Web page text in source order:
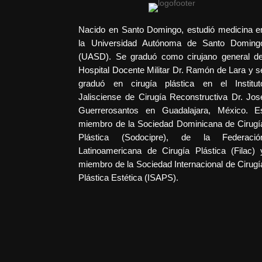
Nacido en Santo Domingo, estudió medicina
la Universidad Autónoma de Santo
(UASD). Se graduó como cirujano general
Hospital Docente Militar Dr. Ramón de Lara y
graduó en cirugía plástica en el
Jalisciense de Cirugía Reconstructiva Dr.
Guerrerosantos en Guadalajara, México.
miembro de la Sociedad Dominicana de
Plástica (Sodocipre), de la
Latinoamericana de Cirugía Plástica (Filac)
miembro de la Sociedad Internacional de
Plástica Estética (ISAPS).